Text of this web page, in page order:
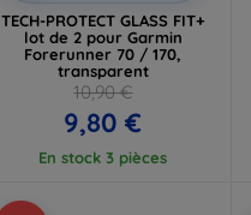
TECH-PROTECT GLASS FIT+
lot de 2 pour Garmin
Forerunner 70 / 170,
transparent
10,90 €
9,80 €
En stock 3 pièces